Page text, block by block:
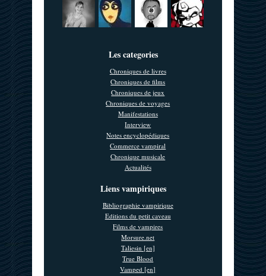
Les categories
Chroniques de livres
Chroniques de films
Chroniques de jeux
Chroniques de voyages
Manifestations
Interview
Notes encyclopédiques
Commerce vampiral
Chronique musicale
Actualités
Liens vampiriques
Bibliographie vampirique
Editions du petit caveau
Films de vampires
Morsure.net
Taliesin [en]
True Blood
Vamped [en]